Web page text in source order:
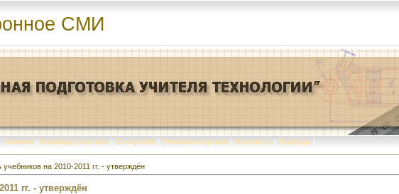
СМИ
Главная | Команда портала | О портале | Реклама портала | Контакты | Помощь |
на 2010-2011 гг. - утверждён
гг. - утверждён